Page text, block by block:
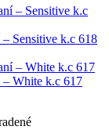
Sensitive k.c 618
White k.c 617